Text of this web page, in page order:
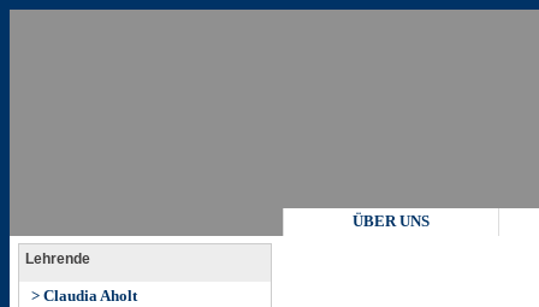
ÜBER UNS
Lehrende
> Claudia Aholt